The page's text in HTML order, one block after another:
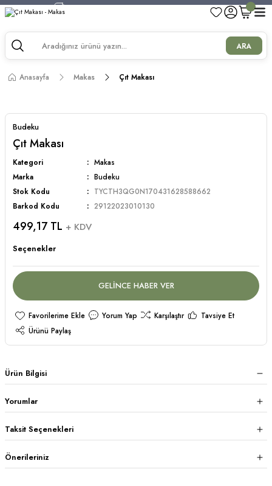
750 TL ve Üzeri Alışverişlerde Kargo Bedava!
750 TL ve Üzeri Alışverişlerde Kargo Bedava!
ARA
Anasayfa Makas Çıt Makası
Budeku
Çıt Makası
Kategori
Makas
Marka
Budeku
Stok Kodu
TYCTH3QG0N170431628588662
Barkod Kodu
29122023010130
499,17 TL + KDV
Seçenekler
GELİNCE HABER VER
Yorum Yap Karşılaştır
Tavsiye Et
Ürünü Paylaş
Ürün Bilgisi
Yorumlar
Taksit Seçenekleri
Önerileriniz